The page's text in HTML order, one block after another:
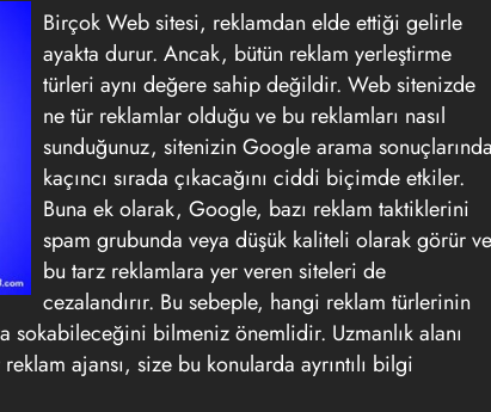
Birçok Web sitesi, reklamdan elde ettiği gelirle
ayakta durur. Ancak, bütün reklam yerleştirme
türleri aynı değere sahip değildir. Web sitenizde
ne tür reklamlar olduğu ve bu reklamları nasıl
sunduğunuz, sitenizin Google arama
kaçıncı sırada çıkacağını ciddi biçimde etkiler.
Buna ek olarak, Google, bazı reklam taktiklerini
spam grubunda veya düşük kaliteli olarak görür ve
bu tarz reklamlara yer veren siteleri de
cezalandırır. Bu sebeple, hangi reklam türlerinin
sokabileceğini bilmeniz önemlidir. Uzmanlık alanı
ajansı, size bu konularda ayrıntılı bilgi